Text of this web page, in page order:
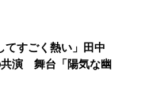
てすごく熱い」田中
共演 舞台「陽気な幽